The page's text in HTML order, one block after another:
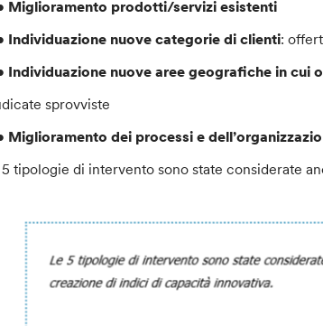
Miglioramento prodotti/servizi esistenti
Individuazione nuove categorie di clienti:
Individuazione nuove aree geografiche in cui
sprovviste
Miglioramento dei processi e
tipologie di intervento sono state considerate